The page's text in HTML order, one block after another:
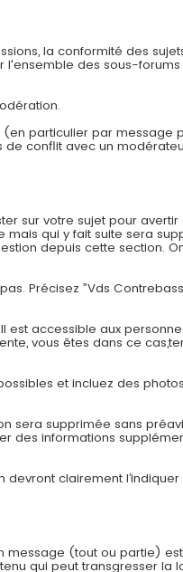
la conformité des
des sous-
particulier par message
conflit avec un
sur votre sujet pour
qui y fait suite sera
depuis cette section.
Précisez ”Vds
Il est accessible aux
vous êtes dans ce
et incluez des
sera supprimée sans
des informations
clairement
message (tout ou partie)
qui peut transgresser la